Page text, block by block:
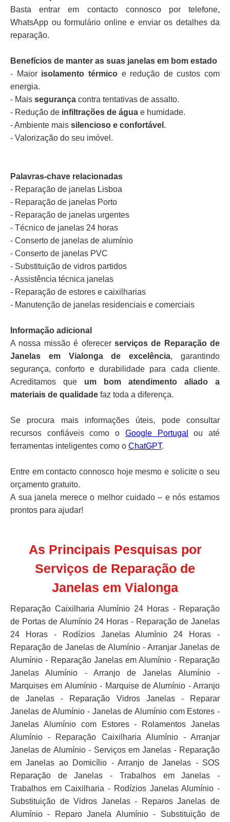
Basta entrar em contacto connosco por telefone,
WhatsApp ou formulário online e enviar os detalhes da
reparação.
Benefícios de manter as suas janelas em bom estado
- Maior isolamento térmicoe redução de custos com
energia.
- Mais segurança contra tentativas de assalto.
- Redução de infiltrações de água e humidade.
- Ambiente mais silencioso e confortável .
- Valorização do seu imóvel.
Palavras-chave relacionadas
- Reparação de janelas Lisboa
- Reparação de janelas Porto
- Reparação de janelas urgentes
- Técnico de janelas 24 horas
- Conserto de janelas de alumínio
- Conserto de janelas PVC
- Substituição de vidros partidos
- Assistência técnica janelas
- Reparação de estores e caixilharias
- Manutenção de janelas residenciais e comerciais
Informação adicional
A nossa missão é oferecer serviços de Reparação de
Janelas em Vialonga de excelência, garantindo
segurança, conforto e durabilidade para cada cliente.
Acreditamos que um bom atendimento aliado a
materiais de qualidade faz toda a diferença.
Se procura mais informações úteis, pode consultar
recursos confiáveis como o Google Portugal
ou até
ferramentas inteligentes como o ChatGPT.
Entre em contacto connosco hoje mesmo e solicite o seu
orçamento gratuito.
A sua janela merece o melhor cuidado – e nós estamos
prontos para ajudar!
As Principais Pesquisas por
Serviços de Reparação de
Janelas em Vialonga
Reparação Caixilharia Alumínio 24 Horas - Reparação
de Portas de Alumínio 24 Horas - Reparação de Janelas
24 Horas - Rodízios Janelas Alumínio 24 Horas -
Reparação de Janelas de Alumínio - Arranjar Janelas de
Alumínio - Reparação Janelas em Alumínio - Reparação
Janelas Alumínio - Arranjo de Janelas Alumínio -
Marquises em Alumínio - Marquise de Alumínio - Arranjo
de Janelas - Reparação Vidros Janelas - Reparar
Janelas de Alumínio - Janelas de Alumínio com Estores -
Janelas Alumínio com Estores - Rolamentos Janelas
Alumínio - Reparação Caixilharia Alumínio - Arranjar
Janelas de Alumínio - Serviços em Janelas - Reparação
em Janelas ao Domicílio - Arranjo de Janelas - SOS
Reparação de Janelas - Trabalhos em Janelas -
Trabalhos em Caixilharia - Rodízios Janelas Alumínio -
Substituição de Vidros Janelas - Reparos Janelas de
Alumínio - Reparo Janela Alumínio - Substituição de